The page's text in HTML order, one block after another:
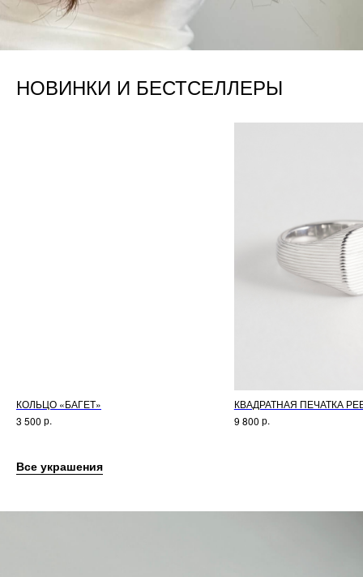
НОВИНКИ И БЕСТСЕЛЛЕРЫ
КОЛЬЦО «БАГЕТ»
3 500 р.
КВАДРАТНАЯ ПЕЧАТКА
9 800 р.
Все украшения